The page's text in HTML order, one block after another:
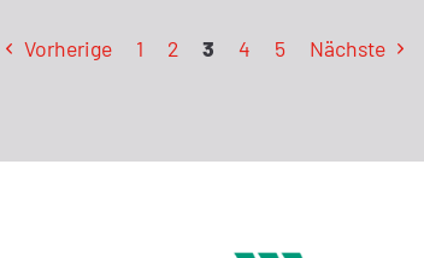
Vorherige 1 2 3 4 5 Nächste